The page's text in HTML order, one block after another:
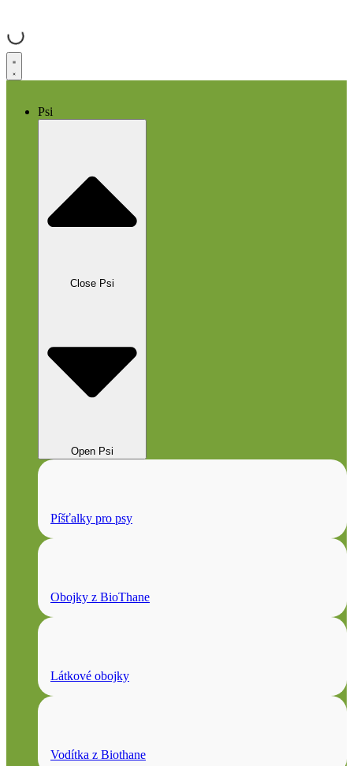
obsahu
Psi
Close Psi
Open Psi
Píšťalky pro psy
Obojky z BioThane
Látkové obojky
Vodítka z Biothane